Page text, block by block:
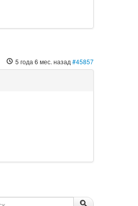
5 года 6 мес. назад #45857